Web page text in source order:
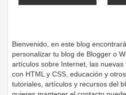
Bienvenido, en este blog
personalizar tu blog de Blogger o
artículos sobre Internet, las
con HTML y CSS, educación y
tutoriales, artículos y recursos del